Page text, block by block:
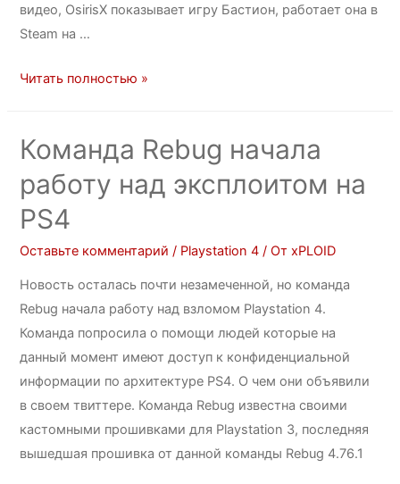
видео, OsirisX показывает игру Бастион, работает она в
Steam на …
Читать полностью »
Команда Rebug начала
работу над эксплоитом на
PS4
Оставьте комментарий / Playstation 4 / ОтxPLOID
Новость осталась почти незамеченной, но команда
Rebug начала работу над взломом Playstation 4.
Команда попросила о помощи людей которые на
данный момент имеют доступ к конфиденциальной
информации по архитектуре PS4. О чем они объявили
в своем твиттере. Команда Rebug известна своими
кастомными прошивками для Playstation 3, последняя
вышедшая прошивка от данной команды Rebug 4.76.1